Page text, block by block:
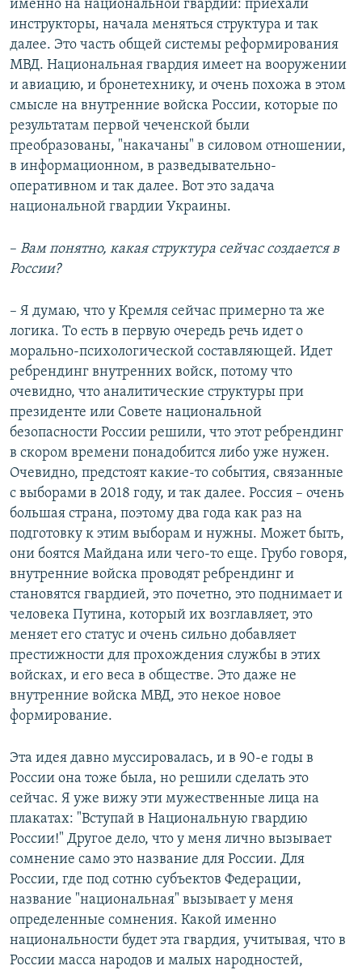
именно на национальной гвардии: приехали
инструкторы, начала меняться структура и так
далее. Это часть общей системы реформирования
МВД. Национальная гвардия имеет на вооружении
и авиацию, и бронетехнику, и очень похожа в этом
смысле на внутренние войска России, которые по
результатам первой чеченской были
преобразованы, "накачаны" в силовом отношении,
в информационном, в разведывательно-
оперативном и так далее. Вот это задача
национальной гвардии Украины.
–​ Вам понятно, какая структура сейчас создается в
России?
– Я думаю, что у Кремля сейчас примерно та же
логика. То есть в первую очередь речь идет о
морально-психологической составляющей. Идет
ребрендинг внутренних войск, потому что
очевидно, что аналитические структуры при
президенте или Совете национальной
безопасности России решили, что этот ребрендинг
в скором времени понадобится либо уже нужен.
Очевидно, предстоят какие-то события, связанные
с выборами в 2018 году, и так далее. Россия – очень
большая страна, поэтому два года как раз на
подготовку к этим выборам и нужны. Может быть,
они боятся Майдана или чего-то еще. Грубо говоря,
внутренние войска проводят ребрендинг и
становятся гвардией, это почетно, это поднимает и
человека Путина, который их возглавляет, это
меняет его статус и очень сильно добавляет
престижности для прохождения службы в этих
войсках, и его веса в обществе. Это даже не
внутренние войска МВД, это некое новое
формирование.
Эта идея давно муссировалась, и в 90-е годы в
России она тоже была, но решили сделать это
сейчас. Я уже вижу эти мужественные лица на
плакатах: "Вступай в Национальную гвардию
России!" Другое дело, что у меня лично вызывает
сомнение само это название для России. Для
России, где под сотню субъектов Федерации,
название "национальная" вызывает у меня
определенные сомнения. Какой именно
национальности будет эта гвардия, учитывая, что в
России масса народов и малых народностей,